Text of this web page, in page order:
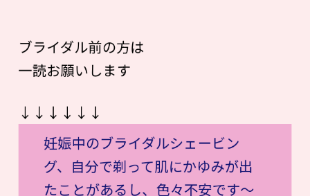
ブライダル前の方は
一読お願いします
↓↓↓↓↓↓
妊娠中のブライダルシェービン
グ、自分で剃って肌にかゆみが出
たことがあるし、色々不安です〜